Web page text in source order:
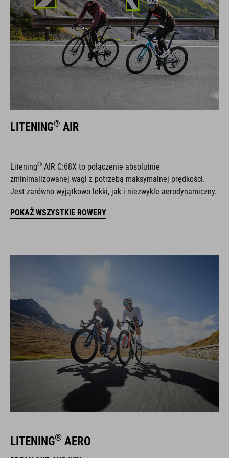
LITENING® AIR
Litening® AIR C:68X to połączenie absolutnie
zminimalizowanej wagi z potrzebą maksymalnej prędkości.
Jest zarówno wyjątkowo lekki, jak i niezwykle aerodynamiczny.
POKAŻ WSZYSTKIE ROWERY
LITENING® AERO